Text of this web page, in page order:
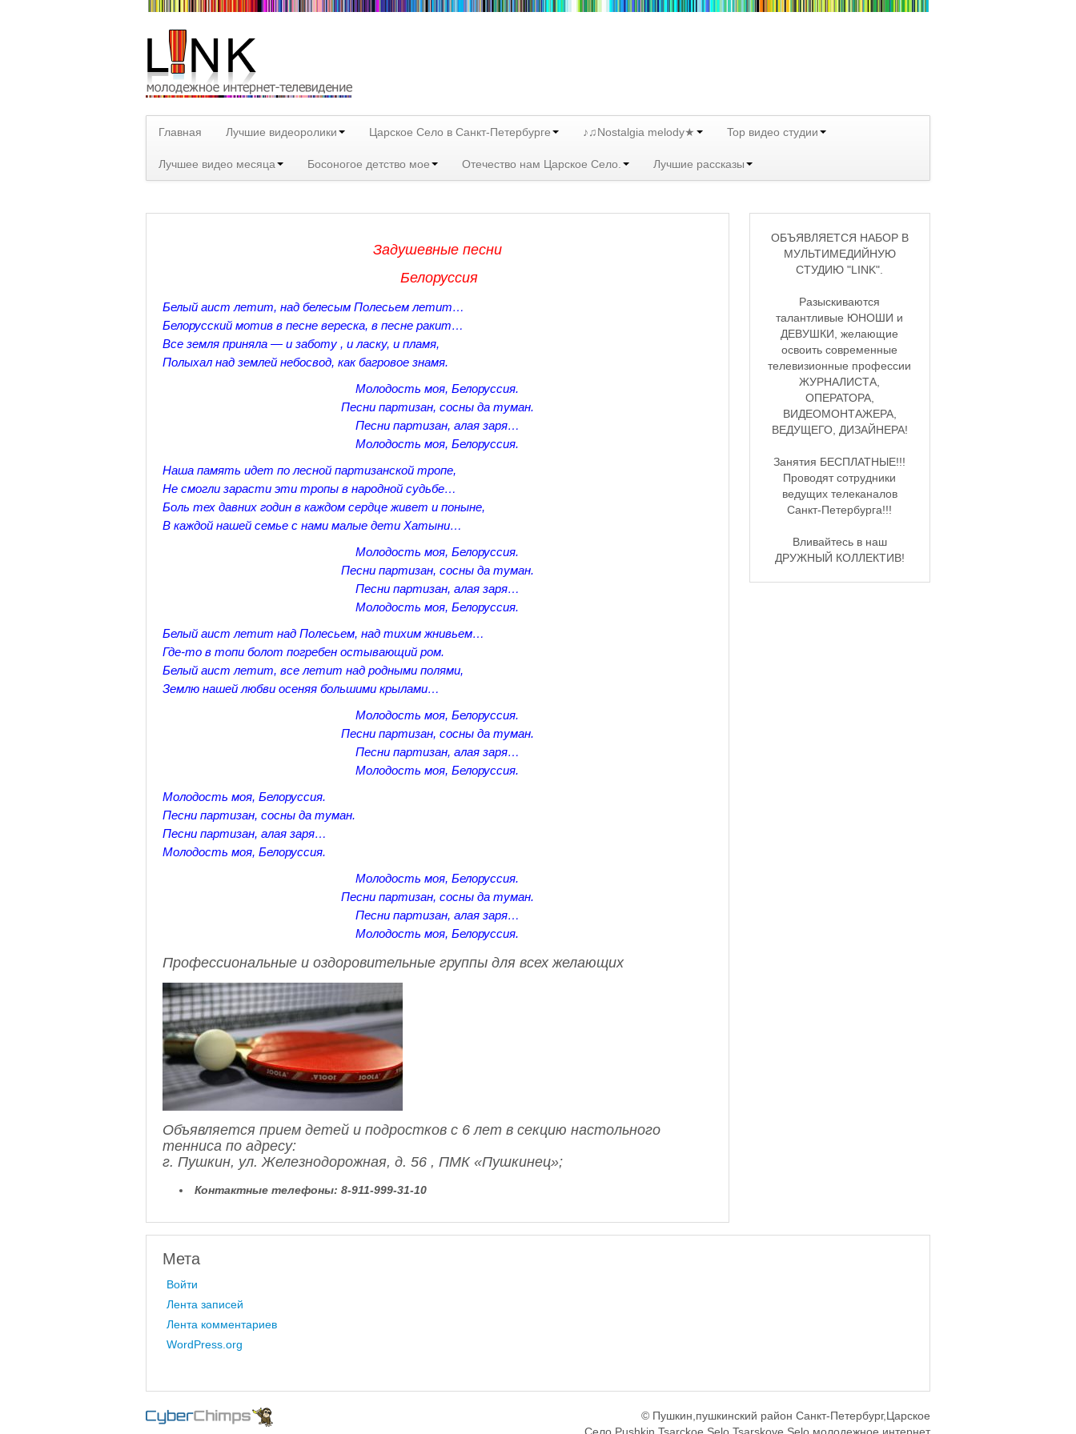
Главная Лучшие видеоролики Царское Село в Санкт-Петербурге ♪♫Nostalgia melody★ Top видео студии
Лучшее видео месяца Босоногое детство мое Отечество нам Царское Село. Лучшие рассказы
Задушевные песни
Белоруссия
Белый аист летит, над белесым Полесьем летит…
Белорусский мотив в песне вереска, в песне ракит…
Все земля приняла — и заботу , и ласку, и пламя,
Полыхал над землей небосвод, как багровое знамя.
Молодость моя, Белоруссия.
Песни партизан, сосны да туман.
Песни партизан, алая заря…
Молодость моя, Белоруссия.
Наша память идет по лесной партизанской тропе,
Не смогли зарасти эти тропы в народной судьбе…
Боль тех давних годин в каждом сердце живет и поныне,
В каждой нашей семье с нами малые дети Хатыни…
Молодость моя, Белоруссия.
Песни партизан, сосны да туман.
Песни партизан, алая заря…
Молодость моя, Белоруссия.
Белый аист летит над Полесьем, над тихим жнивьем…
Где-то в топи болот погребен остывающий ром.
Белый аист летит, все летит над родными полями,
Землю нашей любви осеняя большими крылами…
Молодость моя, Белоруссия.
Песни партизан, сосны да туман.
Песни партизан, алая заря…
Молодость моя, Белоруссия.
Молодость моя, Белоруссия.
Песни партизан, сосны да туман.
Песни партизан, алая заря…
Молодость моя, Белоруссия.
Молодость моя, Белоруссия.
Песни партизан, сосны да туман.
Песни партизан, алая заря…
Молодость моя, Белоруссия.
Профессиональные и оздоровительные группы для всех желающих
Объявляется прием детей и подростков с 6 лет в секцию настольного
тенниса по адресу:
г. Пушкин, ул. Железнодорожная, д. 56 , ПМК «Пушкинец»;
Контактные телефоны: 8-911-999-31-10
ОБЪЯВЛЯЕТСЯ НАБОР В
МУЛЬТИМЕДИЙНУЮ
СТУДИЮ "LINK".
Разыскиваются
талантливые ЮНОШИ и
ДЕВУШКИ, желающие
освоить современные
телевизионные профессии
ЖУРНАЛИСТА,
ОПЕРАТОРА,
ВИДЕОМОНТАЖЕРА,
ВЕДУЩЕГО, ДИЗАЙНЕРА!
Занятия БЕСПЛАТНЫЕ!!!
Проводят сотрудники
ведущих телеканалов
Санкт-Петербурга!!!
Вливайтесь в наш
ДРУЖНЫЙ КОЛЛЕКТИВ!
Мета
Войти
Лента записей
Лента комментариев
WordPress.org
© Пушкин,пушкинский район Санкт-Петербург,Царское